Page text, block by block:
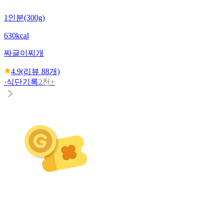
1인분(300g)
630kcal
짜글이찌개
4.9(리뷰 88개)
·식단기록2천+